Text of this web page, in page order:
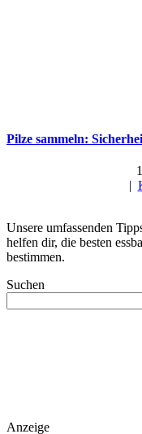
Pilze sammeln:
|
Unsere umfassenden
helfen dir, die besten
bestimmen.
Suchen
Anzeige